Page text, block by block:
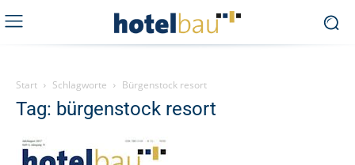
Start Schlagworte Bürgenstock resort
Tag: bürgenstock resort